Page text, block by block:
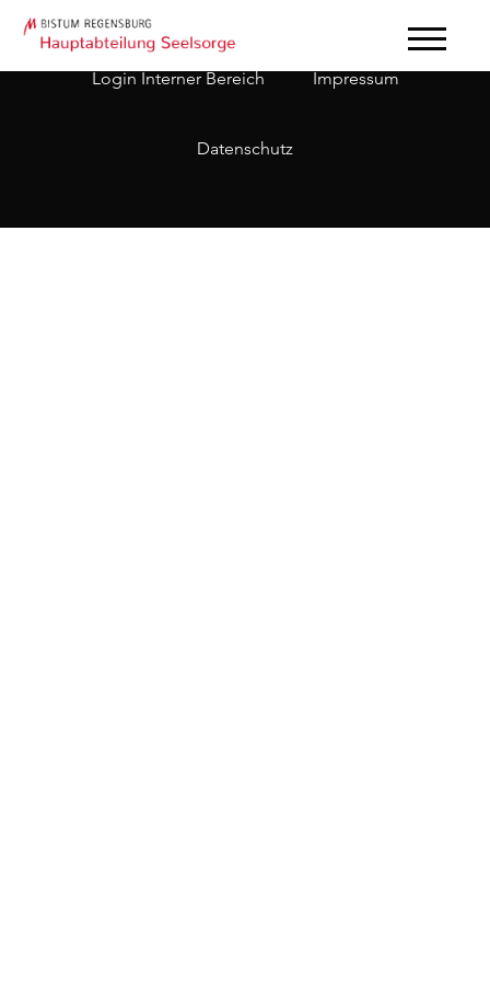
Login Interner Bereich Impressum
Datenschutz